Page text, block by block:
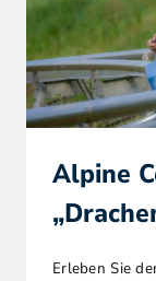
Alpine
Erleben Sie